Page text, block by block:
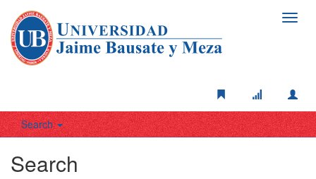
Search
Search